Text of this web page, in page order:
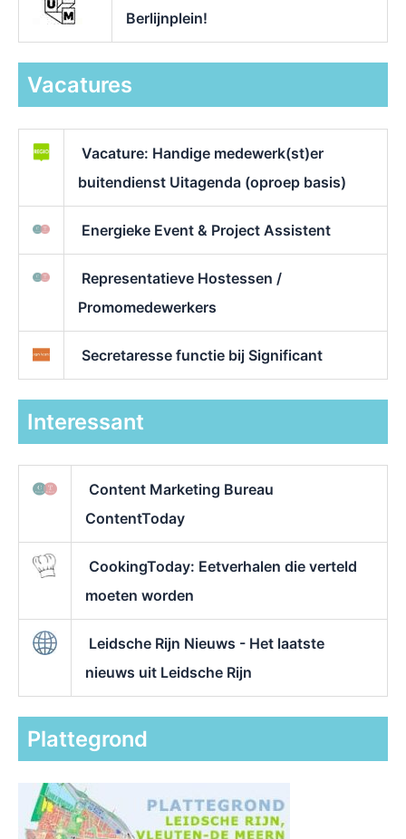
Berlijnplein!
Vacatures
Vacature: Handige medewerk(st)er
buitendienst Uitagenda (oproep basis)
Energieke Event & Project Assistent
Representatieve Hostessen /
Promomedewerkers
Secretaresse functie bij Significant
Interessant
Content Marketing Bureau
ContentToday
CookingToday: Eetverhalen die verteld
moeten worden
Leidsche Rijn Nieuws - Het laatste
nieuws uit Leidsche Rijn
Plattegrond